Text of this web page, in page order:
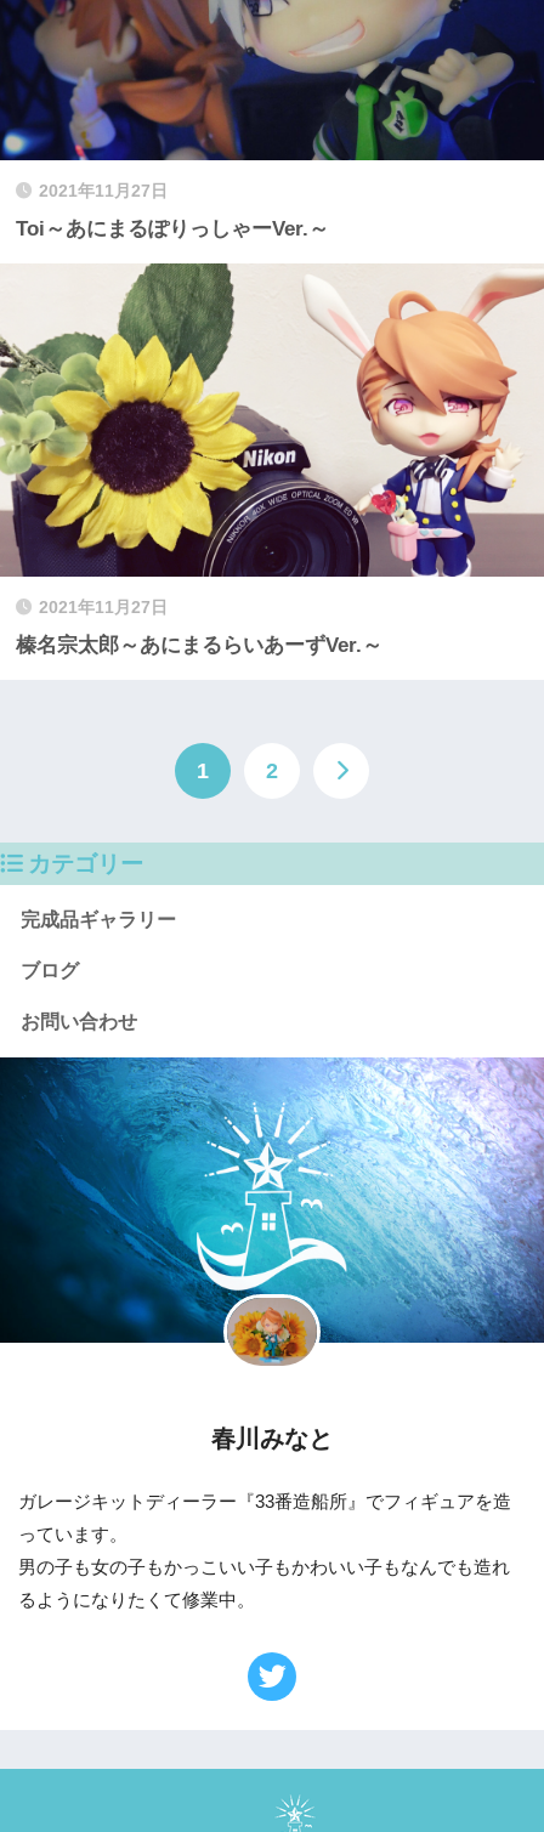
2021年11月27日
Toi～あにまるぽりっしゃーVer.～
2021年11月27日
榛名宗太郎～あにまるらいあーずVer.～
1 2
カテゴリー
完成品ギャラリー
ブログ
お問い合わせ
春川みなと
ガレージキットディーラー『33番造船所』でフィギュアを造
っています。
男の子も女の子もかっこいい子もかわいい子もなんでも造れ
るようになりたくて修業中。